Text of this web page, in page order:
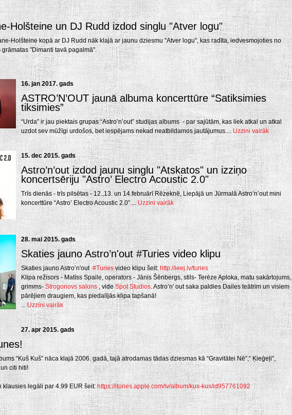
Holšteine un DJ Rudd izdod singlu "Atver logu"
Holšteine kopā ar DJ Rudd nāk klajā ar jaunu dziesmu "Atver logu", kas radīta, iedvesmojoties no
"Dimanti tavā pagalmā".
16. jan 2017. gads
ASTRO’N’OUT jaunā albuma koncerttūre “Satiksimies
tiksimies”
“Urda” ir jau piektais grupas “Astro’n’out” studijas albums - par sajūtām, kas liek atkal un atkal
uzdot sev mūžīgi urdošos, bet iespējams nekad neatbildamos jautājumus....Uzzini vairāk
15. dec 2015. gads
Astro’n’out izdod jaunu singlu "Atskatos" un izziņo
koncertsēriju "Astro’ Electro Acoustic 2.0"
Trīs dienās - trīs pilsētas - 12.,13. un 14.februārī Rēzeknē, Liepājā un Jūrmalā Astro’n’out mini
koncerttūre “Astro’ Electro Acoustic 2.0”.... Uzzini vairāk
28. mai 2015. gads
Skaties jauno Astro’n'out #Turies video klipu
Skaties jauno Astro’n'out#Turiesvideo klipu šeit:http://ieej.lv/turies
Klipa režisors - Matīss Spaile, operators - Jānis Šēnbergs, stils- Terēze Aploka, matu sakārtojums,
grimms-Strogonovs salons , videSpot Studios. Astro’n' out saka paldies Dailes teātrim un visiem
pārējiem draugiem, kas piedalījās klipa tapšanā!
... Uzzini vairāk
27. apr 2015. gads
“Kuš Kuš” nāca klajā 2006. gadā, tajā atrodamas tādas dziesmas kā “Gravitātei Nē”,“ Ķieģeļi”,
un citi hiti!
klausies legāli par 4.99 EUR šeit:https://itunes.apple.com/lv/album/kus-kus/id957761092